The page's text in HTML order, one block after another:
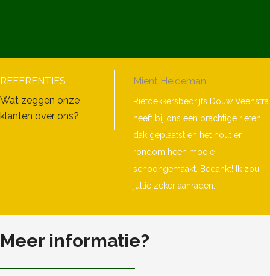
REFERENTIES
Wat zeggen onze
klanten over ons?
Mient Heideman
Rietdekkersbedrijfs Douw Veenstra
heeft bij ons een prachtige rieten
dak geplaatst en het hout er
rondom heen mooie
schoongemaakt. Bedankt! Ik zou
jullie zeker aanraden.
Meer informatie?